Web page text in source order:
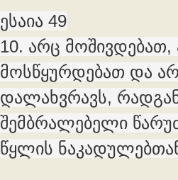
ესაია 49
10. არც მოშივდებათ,
მოსწყურდებათ და
დალახვრავს,
შემბრალებელი
წყლის